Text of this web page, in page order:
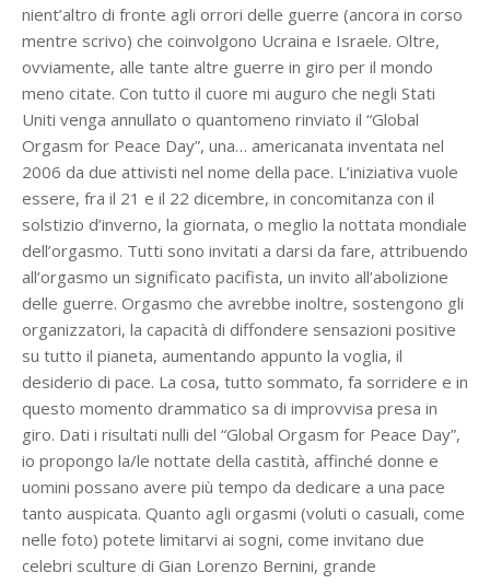
nient’altro di fronte agli orrori delle guerre (ancora in corso
mentre scrivo) che coinvolgono Ucraina e Israele. Oltre,
ovviamente, alle tante altre guerre in giro per il mondo
meno citate. Con tutto il cuore mi auguro che negli Stati
Uniti venga annullato o quantomeno rinviato il “Global
Orgasm for Peace Day”, una… americanata inventata nel
2006 da due attivisti nel nome della pace. L’iniziativa vuole
essere, fra il 21 e il 22 dicembre, in concomitanza con il
solstizio d’inverno, la giornata, o meglio la nottata mondiale
dell’orgasmo. Tutti sono invitati a darsi da fare, attribuendo
all’orgasmo un significato pacifista, un invito all’abolizione
delle guerre. Orgasmo che avrebbe inoltre, sostengono gli
organizzatori, la capacità di diffondere sensazioni positive
su tutto il pianeta, aumentando appunto la voglia, il
desiderio di pace. La cosa, tutto sommato, fa sorridere e in
questo momento drammatico sa di improvvisa presa in
giro. Dati i risultati nulli del “Global Orgasm for Peace Day”,
io propongo la/le nottate della castità, affinché donne e
uomini possano avere più tempo da dedicare a una pace
tanto auspicata. Quanto agli orgasmi (voluti o casuali, come
nelle foto) potete limitarvi ai sogni, come invitano due
celebri sculture di Gian Lorenzo Bernini, grande